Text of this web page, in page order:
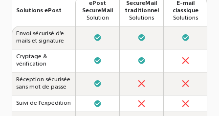
Solutions ePost
ePost
SecureMail
Solution
SecureMail
traditionnel
Solutions
E-mail
classique
Solutions
Envoi sécurisé d’e-
mails et signature
Cryptage &
vérification
Réception sécurisée
sans mot de passe
Suivi de l’expédition